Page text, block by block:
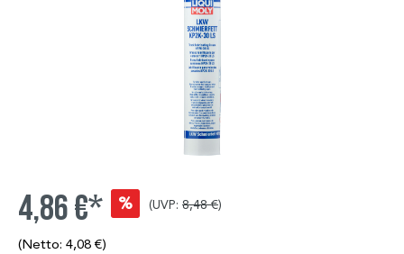
4,86 €* % (UVP: 8,48 €)
(Netto: 4,08 €)